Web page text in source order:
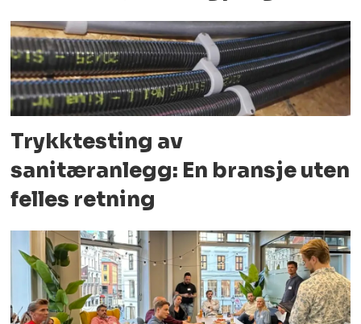
Trykktesting av
sanitæranlegg: En bransje uten
felles retning